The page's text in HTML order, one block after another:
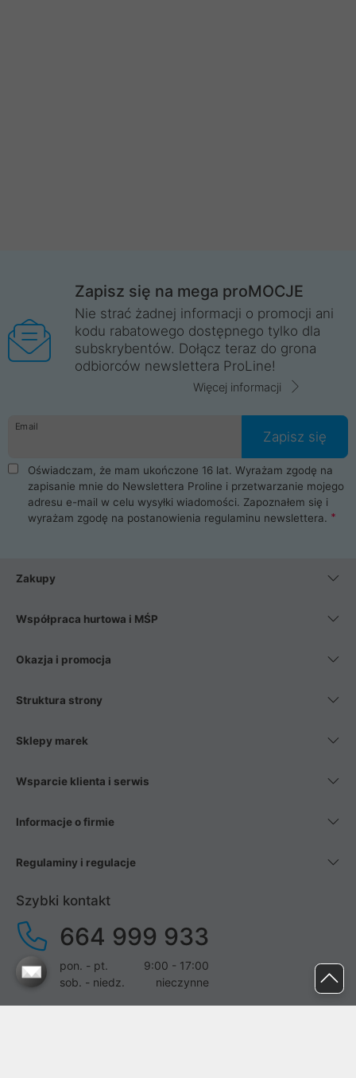
Zapisz się na mega proMOCJE
Nie strać żadnej informacji o promocji ani
kodu rabatowego dostępnego tylko dla
subskrybentów. Dołącz teraz do grona
odbiorców newslettera ProLine!
Więcej informacji
Email
Zapisz się
Oświadczam, że mam ukończone 16 lat. Wyrażam zgodę na
zapisanie mnie do Newslettera Proline i przetwarzanie mojego
adresu e-mail w celu wysyłki wiadomości. Zapoznałem się i
wyrażam zgodę na postanowienia regulaminu newslettera.
Zakupy
Współpraca hurtowa i MŚP
Okazja i promocja
Struktura strony
Sklepy marek
Wsparcie klienta i serwis
Informacje o firmie
Regulaminy i regulacje
Szybki kontakt
664 999 933
pon. - pt.
9:00 - 17:00
sob. - niedz.
nieczynne